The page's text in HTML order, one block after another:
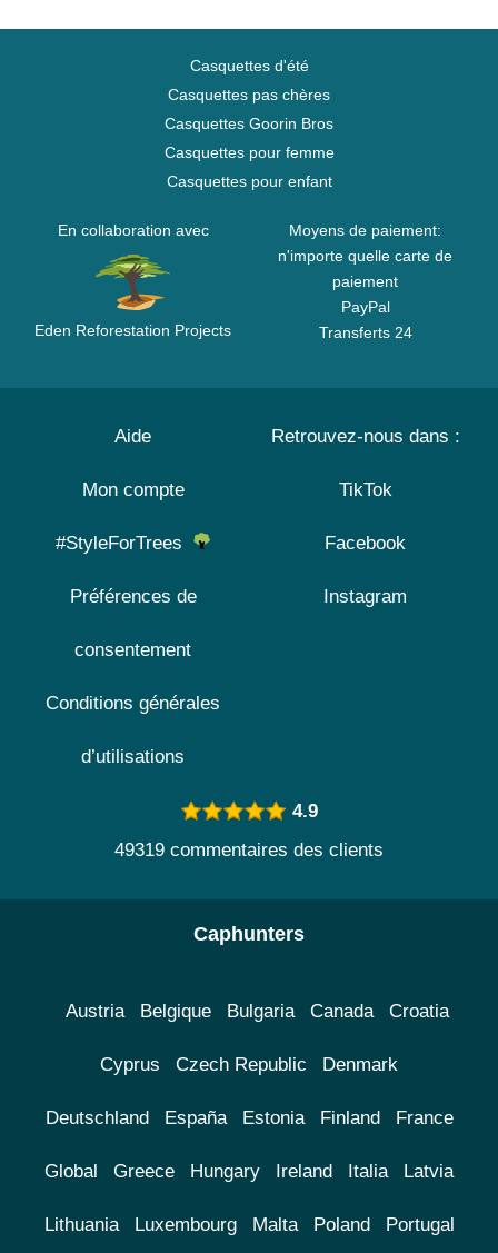
Casquettes d'été
Casquettes pas chères
Casquettes Goorin Bros
Casquettes pour femme
Casquettes pour enfant
En collaboration avec
Eden Reforestation Projects
Moyens de paiement:
n'importe quelle carte de
paiement
PayPal
Transferts 24
Aide
Mon compte
#StyleForTrees
Préférences de
consentement
Conditions générales
d’utilisations
Retrouvez-nous dans :
TikTok
Facebook
Instagram
4.9
49319 commentaires des clients
Caphunters
Austria Belgique Bulgaria Canada Croatia
Cyprus Czech Republic Denmark
Deutschland España Estonia Finland France
Global Greece Hungary Ireland Italia Latvia
Lithuania Luxembourg Malta Poland Portugal